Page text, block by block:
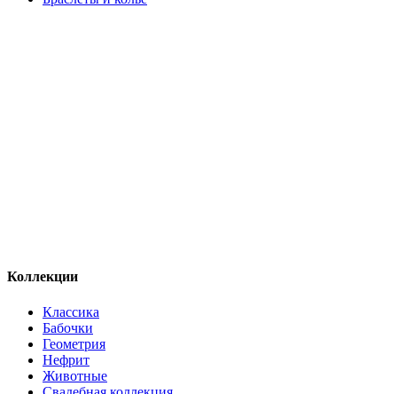
Коллекции
Классика
Бабочки
Геометрия
Нефрит
Животные